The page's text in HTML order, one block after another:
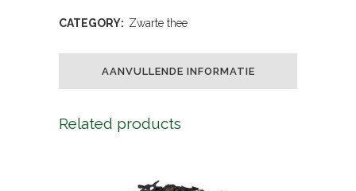
CATEGORY: Zwarte thee
AANVULLENDE INFORMATIE
Related products